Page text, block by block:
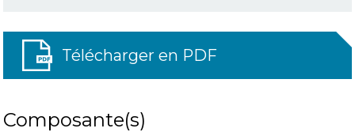
Télécharger en PDF
Composante(s)